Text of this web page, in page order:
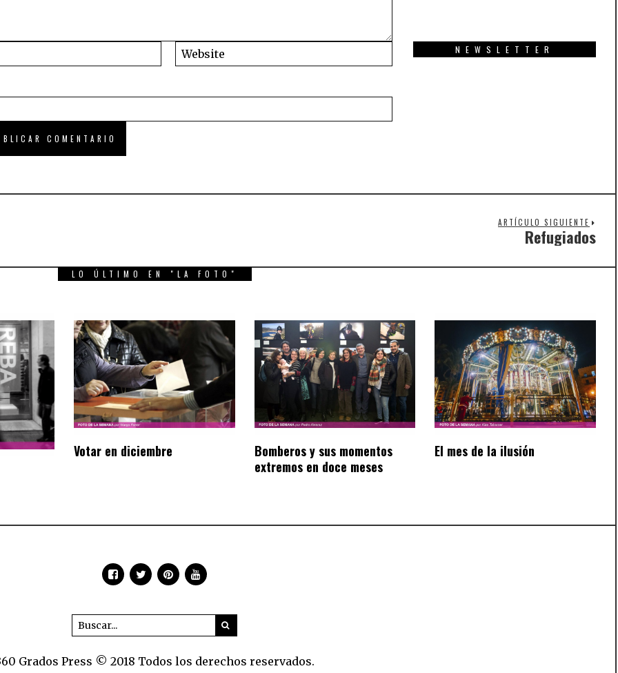
NEWSLETTER
ARTÍCULO SIGUIENTE
Refugiados
LO ÚLTIMO EN "LA FOTO"
Votar en diciembre
Bomberos y sus momentos
extremos en doce meses
El mes de la ilusión
Grados Press © 2018 Todos los derechos reservados.